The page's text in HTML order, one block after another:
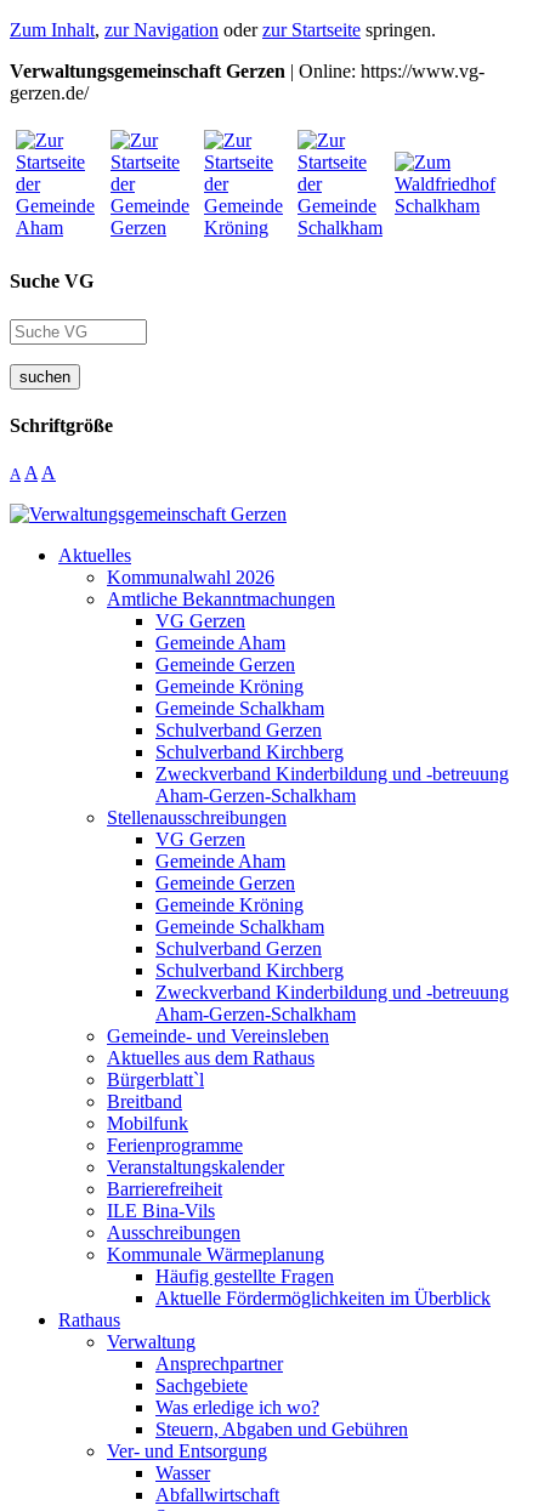
Zum Inhalt, zur Navigation oderzur Startseite springen.
Verwaltungsgemeinschaft Gerzen | Online: https://www.vg-
gerzen.de/
Suche VG
suchen
Schriftgröße
A A A
Aktuelles
Kommunalwahl 2026
Amtliche Bekanntmachungen
VG Gerzen
Gemeinde Aham
Gemeinde Gerzen
Gemeinde Kröning
Gemeinde Schalkham
Schulverband Gerzen
Schulverband Kirchberg
Zweckverband Kinderbildung und -betreuung
Aham-Gerzen-Schalkham
Stellenausschreibungen
VG Gerzen
Gemeinde Aham
Gemeinde Gerzen
Gemeinde Kröning
Gemeinde Schalkham
Schulverband Gerzen
Schulverband Kirchberg
Zweckverband Kinderbildung und -betreuung
Aham-Gerzen-Schalkham
Gemeinde- und Vereinsleben
Aktuelles aus dem Rathaus
Bürgerblatt`l
Breitband
Mobilfunk
Ferienprogramme
Veranstaltungskalender
Barrierefreiheit
ILE Bina-Vils
Ausschreibungen
Kommunale Wärmeplanung
Häufig gestellte Fragen
Aktuelle Fördermöglichkeiten im Überblick
Rathaus
Verwaltung
Ansprechpartner
Sachgebiete
Was erledige ich wo?
Steuern, Abgaben und Gebühren
Ver- und Entsorgung
Wasser
Abfallwirtschaft